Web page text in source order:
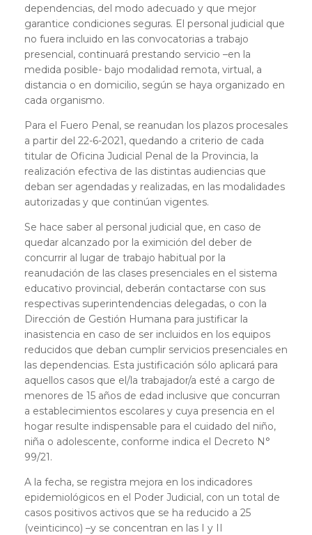
dependencias, del modo adecuado y que mejor
garantice condiciones seguras. El personal judicial que
no fuera incluido en las convocatorias a trabajo
presencial, continuará prestando servicio –en la
medida posible- bajo modalidad remota, virtual, a
distancia o en domicilio, según se haya organizado en
cada organismo.
Para el Fuero Penal, se reanudan los plazos procesales
a partir del 22-6-2021, quedando a criterio de cada
titular de Oficina Judicial Penal de la Provincia, la
realización efectiva de las distintas audiencias que
deban ser agendadas y realizadas, en las modalidades
autorizadas y que continúan vigentes.
Se hace saber al personal judicial que, en caso de
quedar alcanzado por la eximición del deber de
concurrir al lugar de trabajo habitual por la
reanudación de las clases presenciales en el sistema
educativo provincial, deberán contactarse con sus
respectivas superintendencias delegadas, o con la
Dirección de Gestión Humana para justificar la
inasistencia en caso de ser incluidos en los equipos
reducidos que deban cumplir servicios presenciales en
las dependencias. Esta justificación sólo aplicará para
aquellos casos que el/la trabajador/a esté a cargo de
menores de 15 años de edad inclusive que concurran
a establecimientos escolares y cuya presencia en el
hogar resulte indispensable para el cuidado del niño,
niña o adolescente, conforme indica el Decreto N°
99/21.
A la fecha, se registra mejora en los indicadores
epidemiológicos en el Poder Judicial, con un total de
casos positivos activos que se ha reducido a 25
(veinticinco) –y se concentran en las I y II